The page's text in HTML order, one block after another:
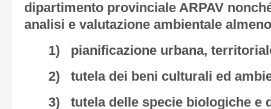
dipartimento provinciale ARPAV
analisi e valutazione ambientale
1) pianificazione urbana,
2) tutela dei beni culturali ed
3) tutela delle specie biologiche e